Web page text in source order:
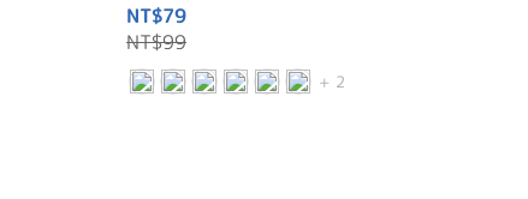
NT$79
NT$99
+ 2